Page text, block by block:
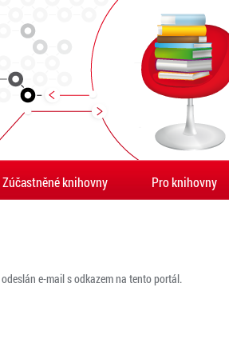
Zúčastněné knihovny Pro knihovny
e-mail s odkazem na tento portál.